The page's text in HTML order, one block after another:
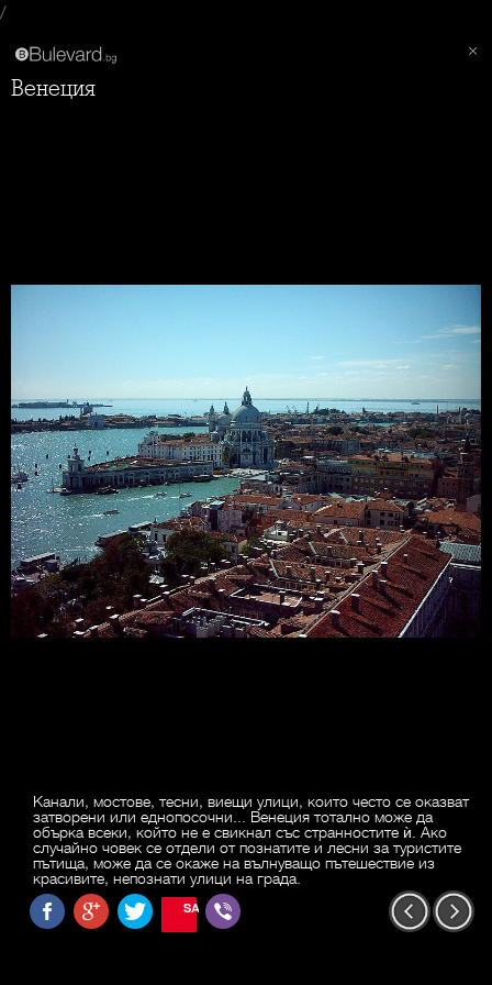
/
Венеция
Канали, мостове, тесни, виещи улици, които често се оказват
затворени или еднопосочни... Венеция тотално може да
обърка всеки, който не е свикнал със странностите ѝ. Ако
случайно човек се отдели от познатите и лесни за туристите
пътища, може да се окаже на вълнуващо пътешествие из
красивите, непознати улици на града.
SAVE